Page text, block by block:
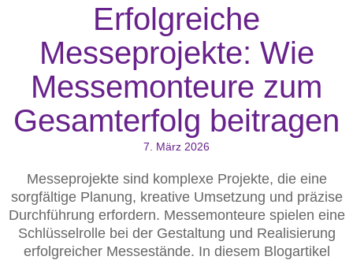
Erfolgreiche
Messeprojekte: Wie
Messemonteure zum
Gesamterfolg beitragen
7. März 2026
Messeprojekte sind komplexe Projekte, die eine
sorgfältige Planung, kreative Umsetzung und präzise
Durchführung erfordern. Messemonteure spielen eine
Schlüsselrolle bei der Gestaltung und Realisierung
erfolgreicher Messestände. In diesem Blogartikel